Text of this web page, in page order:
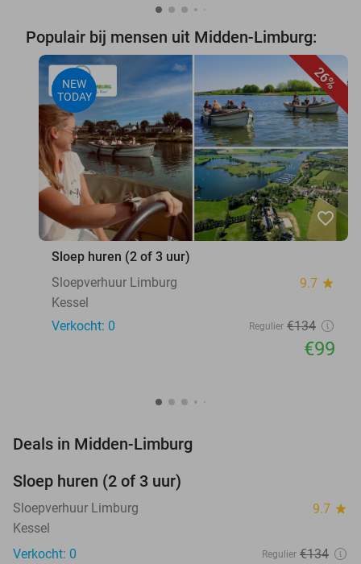
Populair bij mensen uit Midden-Limburg:
26%
NEW
TODAY
favorite_border
Sloep huren (2 of 3 uur)
Sloepverhuur Limburg
9.7 star
Kessel
Verkocht: 0
Regulier €134
€99
Deals in Midden-Limburg
NEW
TODAY
Sloep huren (2 of 3 uur)
Sloepverhuur Limburg 9.7 star
Kessel
Verkocht: 0
Regulier €134